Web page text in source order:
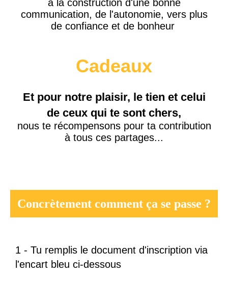
à la construction d'une bonne
communication, de l'autonomie, vers plus
de confiance et de bonheur
Cadeaux
Et pour notre plaisir, le tien et celui
de ceux qui te sont chers,
nous te récompensons pour ta contribution
à tous ces partages...
Concrètement comment ça se passe ?
1 - Tu remplis le document d'inscription via
l'encart bleu ci-dessous